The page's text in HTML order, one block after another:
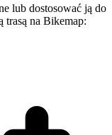
lub dostosować ją do
trasą na Bikemap: